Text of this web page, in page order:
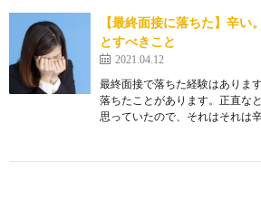
【最終面接に落ちた】辛
とすべきこと
2021.04.12
最終面接で落ちた経験はありま
落ちたことがあります。正直な
思っていたので、それはそれは